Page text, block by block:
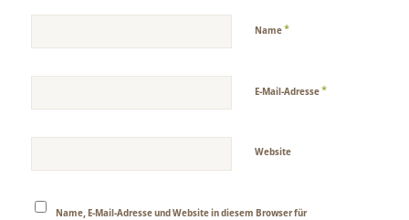
Name*
E-Mail-Adresse*
Website
Name, E-Mail-Adresse und Website in diesem Browser für